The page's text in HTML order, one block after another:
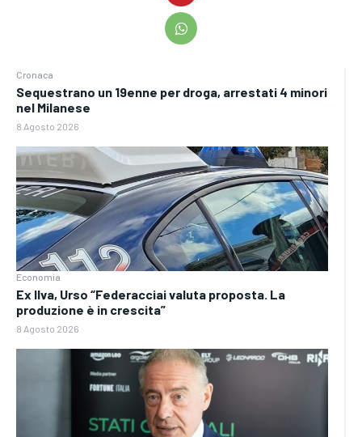
Cronaca
Sequestrano un 19enne per droga, arrestati 4 minori
nel Milanese
8 Agosto 2026
Economia
Ex Ilva, Urso “Federacciai valuta proposta. La
produzione è in crescita”
8 Agosto 2026